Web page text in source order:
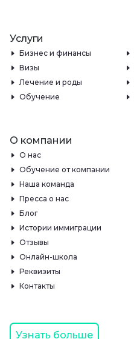
Услуги
Бизнес и финансы
Визы
Лечение и роды
Обучение
О компании
О нас
Обучение от компании
Наша команда
Пресса о нас
Блог
Истории иммиграции
Отзывы
Онлайн-школа
Реквизиты
Контакты
Узнать больше